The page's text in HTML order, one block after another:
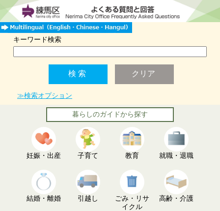
キーワード検索
≫検索オプション
暮らしのガイドから探す
妊娠・出産 子育て 教育 就職・退職
結婚・離婚 引越し
ごみ・リサ
イクル
高齢・介護